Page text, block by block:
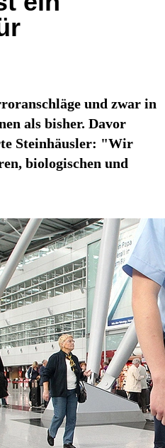
und zwar in
als bisher. Davor
Steinhäusler: "Wir
biologischen und